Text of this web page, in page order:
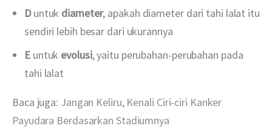
Duntuk diameter, apakah diameter dari tahi lalat itu
sendiri lebih besar dari ukurannya
E untuk evolusi, yaitu perubahan-perubahan pada
tahi lalat
Baca juga: Jangan Keliru, Kenali Ciri-ciri Kanker
Payudara Berdasarkan Stadiumnya